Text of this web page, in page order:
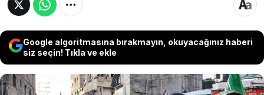
Google algoritmasına bırakmayın, okuyacağınız haberi
siz seçin! Tıkla ve ekle